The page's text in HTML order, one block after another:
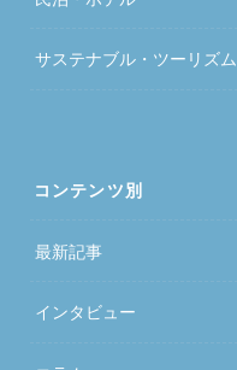
サステナブル・ツーリズム
コンテンツ別
最新記事
インタビュー